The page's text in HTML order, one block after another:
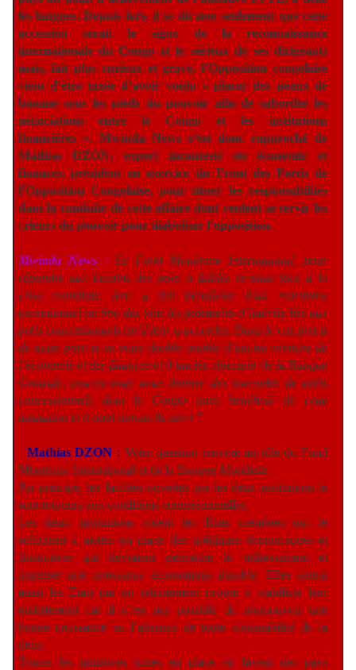
les langues. Depuis lors, il se dit non seulement que cette
accession serait le signe de la reconnaissance
internationale du Congo et le sérieux de ses dirigeants
mais, fait plus curieux et grave, l’Opposition congolaise
vient d’être taxée d’avoir voulu « placer des peaux de
banane sous les pieds du pouvoir afin de saborder les
négociations entre le Congo et les institutions
financières ». Mwinda News s’est donc rapproché de
Mathias DZON, expert incontesté en économie et
finances, président en exercice du Front des Partis de
l’Opposition Congolaise, pour situer les responsabilités
dans la conduite de cette affaire dont veulent se servir les
crieurs du pouvoir pour diaboliser l’opposition.
Mwinda News: Le Fond Monétaire International, pour
répondre aux besoins des pays à faibles revenus face à la
crise mondiale, leur a fait bénéficier d’un moratoire
exceptionnel au titre des tous les paiements d’intérêts liés aux
prêts concessionnels qu’il leur a accordés. Dans le cas précis
de notre pays et en votre double qualité d’ancien ministre de
l’économie et des finances et d’ancien directeur de la Banque
Centrale, pouvez-vous nous donner des exemples de prêts
concessionnels dont le Congo aura bénéficié de cette
institution et à quoi auront-ils servi ?
Mathias DZON : Votre question renvoie au rôle du Fond
Monétaire International et de la Banque Mondiale.
Par principe, les facilités ouvertes par les deux institutions le
sont toujours aux conditions concessionnelles.
Les deux institutions aident les Etats membres qui le
sollicitent à mettre en place des politiques économiques et
financières qui devraient permettre le redressement et
impulser une croissance économique durable. Elles aident
aussi les Etats par un retraitement propre à viabiliser leur
endettement car il n’est pas possible de promouvoir une
bonne croissance en l’absence de toute soutenabilité de la
dette.
Toutes les initiatives mises en place en faveur des pays